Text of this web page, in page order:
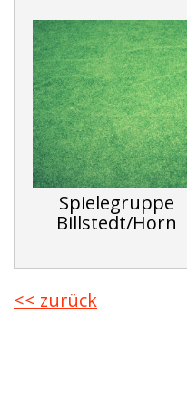
Spielegruppe
Billstedt/Horn
<< zurück